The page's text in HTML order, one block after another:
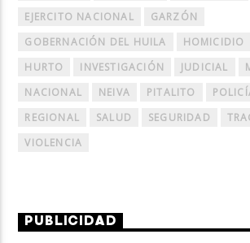
EJERCITO NACIONAL
GARZÓN
GOBERNACIÓN DEL HUILA
HOMICIDIO
HURTO
INVESTIGACIÓN JUDICIAL
NACIONAL
NEIVA PITALITO
REGIONAL
SALUD SEGURIDAD
VIOLENCIA
PUBLICIDAD